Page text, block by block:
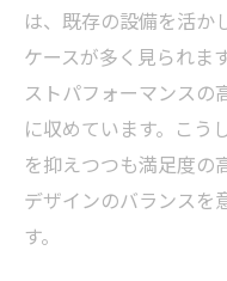
は、既存の設備を活か
ケースが多く見られま
ストパフォーマンスの
に収めています。こう
を抑えつつも満足度の
デザインのバランスを
す。